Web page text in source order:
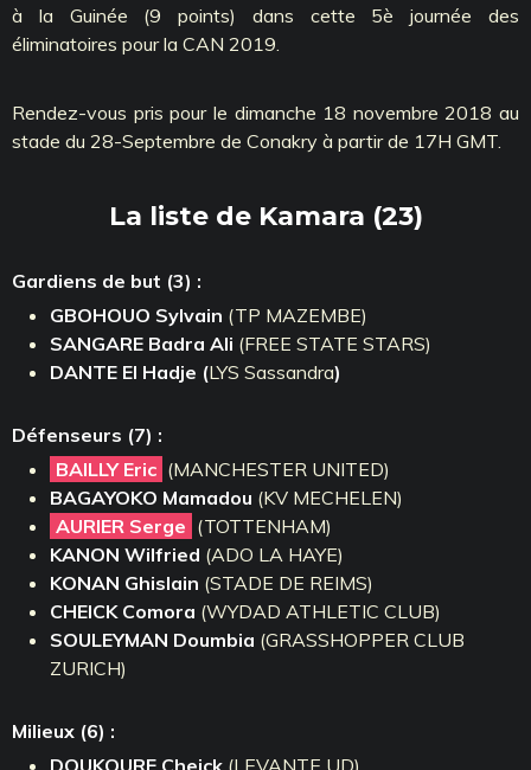
à la Guinée (9 points) dans cette 5è journée des
éliminatoires pour la CAN 2019.
Rendez-vous pris pour le dimanche 18 novembre 2018 au
stade du 28-Septembre de Conakry à partir de 17H GMT.
La liste de Kamara (23)
Gardiens de but (3) :
GBOHOUO Sylvain (TP MAZEMBE)
SANGARE Badra Ali (FREE STATE STARS)
DANTE El Hadje (LYS Sassandra)
Défenseurs (7) :
BAILLY Eric (MANCHESTER UNITED)
BAGAYOKO Mamadou (KV MECHELEN)
AURIER Serge (TOTTENHAM)
KANON Wilfried (ADO LA HAYE)
KONAN Ghislain (STADE DE REIMS)
CHEICK Comora (WYDAD ATHLETIC CLUB)
SOULEYMAN Doumbia (GRASSHOPPER CLUB
ZURICH)
Milieux (6) :
DOUKOURE Cheick (LEVANTE UD)